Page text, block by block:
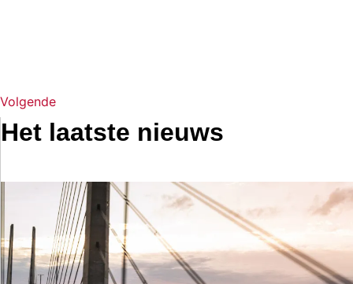
Volgende
Het laatste nieuws